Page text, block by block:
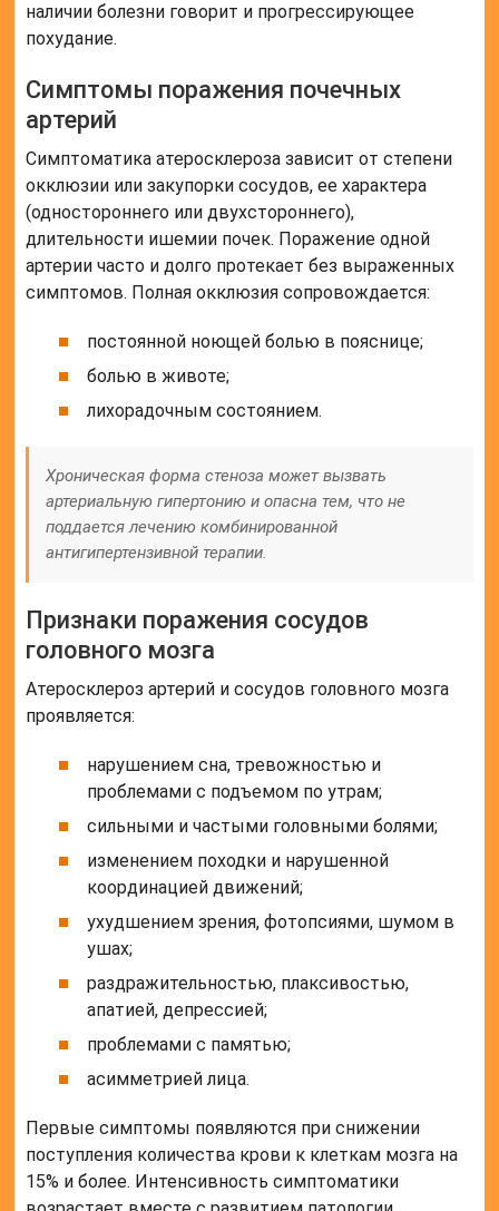
наличии болезни говорит и прогрессирующее
похудание.
Симптомы поражения почечных
артерий
Симптоматика атеросклероза зависит от степени
окклюзии или закупорки сосудов, ее характера
(одностороннего или двухстороннего),
длительности ишемии почек. Поражение одной
артерии часто и долго протекает без выраженных
симптомов. Полная окклюзия сопровождается:
постоянной ноющей болью в пояснице;
болью в животе;
лихорадочным состоянием.
Хроническая форма стеноза может вызвать
артериальную гипертонию и опасна тем, что не
поддается лечению комбинированной
антигипертензивной терапии.
Признаки поражения сосудов
головного мозга
Атеросклероз артерий и сосудов головного мозга
проявляется:
нарушением сна, тревожностью и
проблемами с подъемом по утрам;
сильными и частыми головными болями;
изменением походки и нарушенной
координацией движений;
ухудшением зрения, фотопсиями, шумом в
ушах;
раздражительностью, плаксивостью,
апатией, депрессией;
проблемами с памятью;
асимметрией лица.
Первые симптомы появляются при снижении
поступления количества крови к клеткам мозга на
15% и более. Интенсивность симптоматики